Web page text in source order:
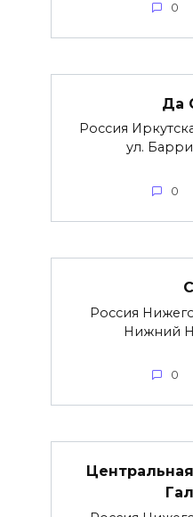
0
Да
Россия
ул.
0
Россия
Нижний
0